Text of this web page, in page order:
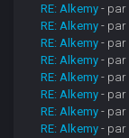
RE: Alkemy - par
RE: Alkemy - par
RE: Alkemy - par
RE: Alkemy - par
RE: Alkemy - par
RE: Alkemy - par
RE: Alkemy - par
RE: Alkemy - par